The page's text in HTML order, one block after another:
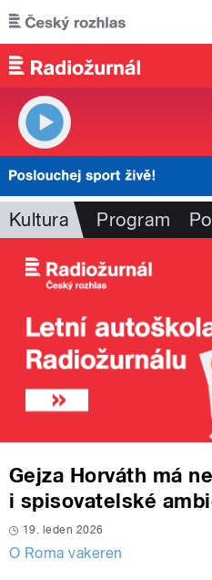
Přejít k hlavnímu obsahu
Kultura Program
Gejza Horváth má
i spisovatelské
19. leden 2026
O Roma vakeren